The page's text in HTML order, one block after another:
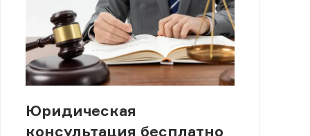
Юридическая
консультация бесплатно